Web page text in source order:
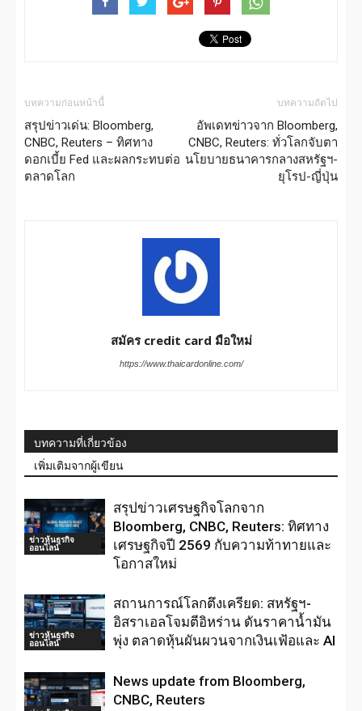
บทความก่อนหน้านี้
สรุปข่าวเด่น: Bloomberg,
CNBC, Reuters – ทิศทาง
ดอกเบี้ย Fed และผลกระทบต่อ
ตลาดโลก
บทความถัดไป
อัพเดทข่าวจาก Bloomberg,
CNBC, Reuters: ทั่วโลกจับตา
นโยบายธนาคารกลางสหรัฐฯ-
ยุโรป-ญี่ปุ่น
สมัคร credit card มือใหม่
https://www.thaicardonline.com/
บทความที่เกี่ยวข้อง
เพิ่มเติมจากผู้เขียน
ข่าวหุ้นธุรกิจ
ออนไลน์
สรุปข่าวเศรษฐกิจโลกจาก
Bloomberg, CNBC, Reuters: ทิศทาง
เศรษฐกิจปี 2569 กับความท้าทายและ
โอกาสใหม่
ข่าวหุ้นธุรกิจ
ออนไลน์
สถานการณ์โลกตึงเครียด: สหรัฐฯ-
อิสราเอลโจมตีอิหร่าน ดันราคาน้ำมัน
พุ่ง ตลาดหุ้นผันผวนจากเงินเฟ้อและ AI
News update from Bloomberg,
CNBC, Reuters